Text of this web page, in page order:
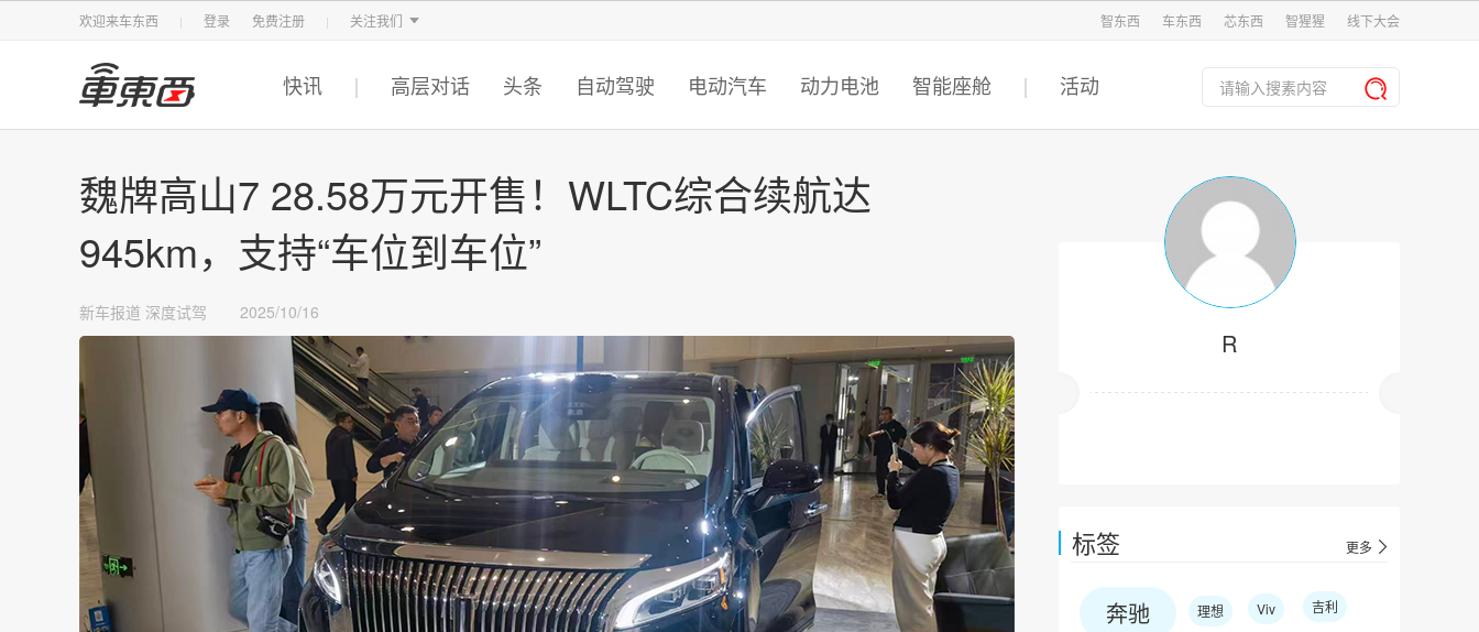
欢迎来车东西 登录 免费注册 关注我们
智东西 车东西 芯东西 智猩猩
智东西 车东西 芯东西 智猩猩 线下大会
快讯 高层对话 头条 自动驾驶 电动汽车 动力电池 智能座舱 活动
R
标签 更多
奔驰 理想 Viv 吉利
魏牌高山7 28.58万元开售！WLTC综合续航达
945km，支持“车位到车位”
新车报道 深度试驾 2025/10/16